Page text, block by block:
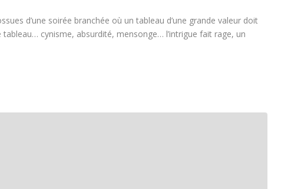
d’une soirée branchée où un tableau d’une grande valeur doit
cynisme, absurdité, mensonge… l’intrigue fait rage, un